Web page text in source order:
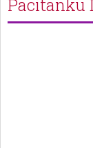
Pacitanku